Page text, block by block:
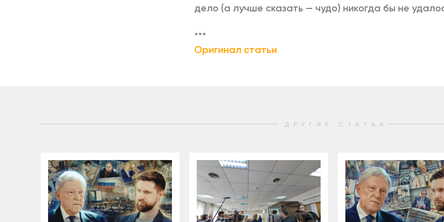
дело (а лучше сказать — чудо) никогда бы не
***
Оригинал статьи
ДРУГИЕ СТАТЬИ